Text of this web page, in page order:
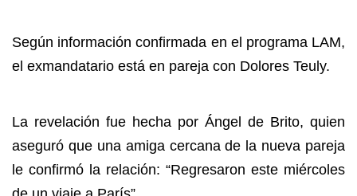
Según información confirmada en el programa LAM,
el exmandatario está en pareja con Dolores Teuly.
La revelación fue hecha por Ángel de Brito, quien
aseguró que una amiga cercana de la nueva pareja
le confirmó la relación: “Regresaron este miércoles